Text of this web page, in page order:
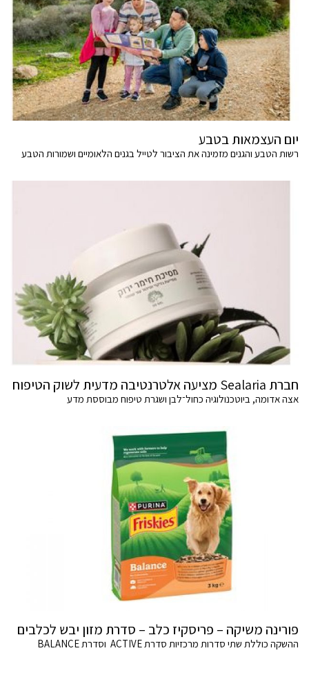
יום העצמאות בטבע
רשות הטבע והגנים מזמינה את הציבור לטייל בגנים הלאומיים ושמורות הטבע
חברת Sealaria מציעה אלטרנטיבה מדעית לשוק הטיפוח
אצה אדומה, ביוטכנולוגיה כחול־לבן ושגרת טיפוח מבוססת מדע
פורינה משיקה – פריסקיז כלב – סדרת מזון יבש לכלבים
ההשקה כוללת שתי סדרות מרכזיות סדרת ACTIVE וסדרת BALANCE